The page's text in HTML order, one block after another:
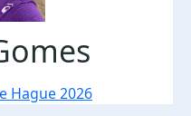
Hague 2026